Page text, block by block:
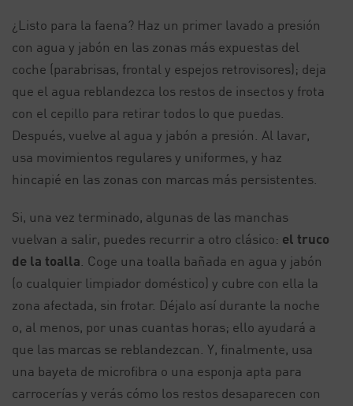
¿Listo para la faena? Haz un primer lavado a presión
con agua y jabón en las zonas más expuestas del
coche (parabrisas, frontal y espejos retrovisores); deja
que el agua reblandezca los restos de insectos y frota
con el cepillo para retirar todos lo que puedas.
Después, vuelve al agua y jabón a presión. Al lavar,
usa movimientos regulares y uniformes, y haz
hincapié en las zonas con marcas más persistentes.
Si, una vez terminado, algunas de las manchas
vuelvan a salir, puedes recurrir a otro clásico: el truco
de la toalla . Coge una toalla bañada en agua y jabón
(o cualquier limpiador doméstico) y cubre con ella la
zona afectada, sin frotar. Déjalo así durante la noche
o, al menos, por unas cuantas horas; ello ayudará a
que las marcas se reblandezcan. Y, finalmente, usa
una bayeta de microfibra o una esponja apta para
carrocerías y verás cómo los restos desaparecen con